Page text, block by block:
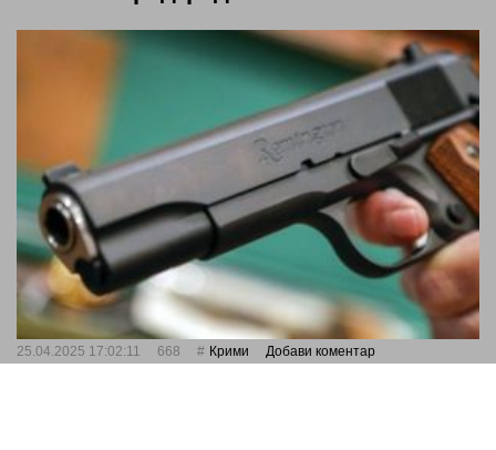
25.04.2025 17:02:11 668 Крими Добави коментар